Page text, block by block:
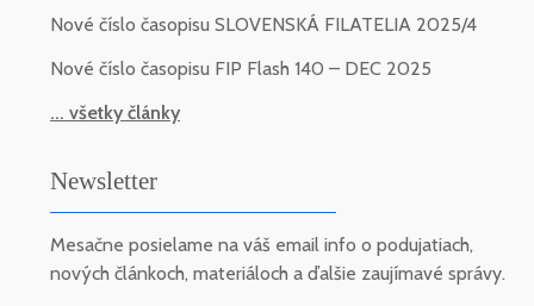
Nové číslo časopisu SLOVENSKÁ FILATELIA 2025/4
Nové číslo časopisu FIP Flash 140 – DEC 2025
... všetky články
Newsletter
Mesačne posielame na váš email info o podujatiach,
nových článkoch, materiáloch a ďalšie zaujímavé správy.